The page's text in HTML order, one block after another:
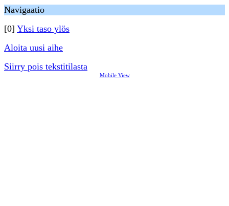
Navigaatio
[0] Yksi taso ylös
Aloita uusi aihe
Siirry pois tekstitilasta
Mobile View